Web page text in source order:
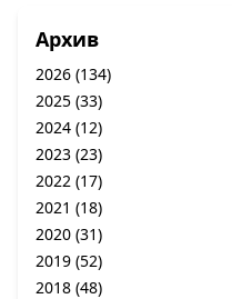
Архив
2026 (134)
2025 (33)
2024 (12)
2023 (23)
2022 (17)
2021 (18)
2020 (31)
2019 (52)
2018 (48)